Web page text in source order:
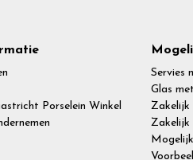
Porselein Winkel
Servies
Glas
Zakelijk
Zakelijk